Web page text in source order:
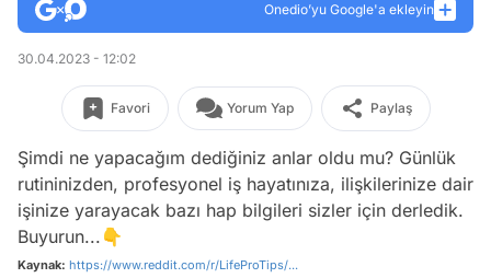
Onedio’yu Google'a ekleyin
30.04.2023 - 12:02
Favori Yorum Yap Paylaş
Şimdi ne yapacağım dediğiniz anlar oldu mu? Günlük
rutininizden, profesyonel iş hayatınıza, ilişkilerinize dair
işinize yarayacak bazı hap bilgileri sizler için derledik.
Buyurun...👇
Kaynak: https://www.reddit.com/r/LifeProTips/...